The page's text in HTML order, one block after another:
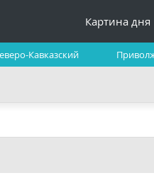
Картина дня
Кавказский